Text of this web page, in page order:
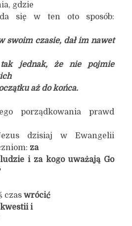
gdzie
się w ten oto sposób:
swoim czasie, dał im nawet
jednak, że nie pojmie
aż do końca.
porządkowania prawd
dzisiaj w Ewangelii
za
i za kogo uważają Go
czas wrócić
kwestiii